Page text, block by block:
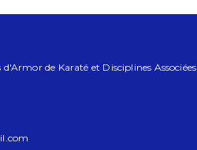
de Karaté et Disciplines Associées